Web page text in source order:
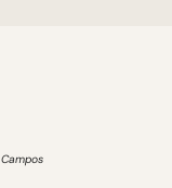
Campos